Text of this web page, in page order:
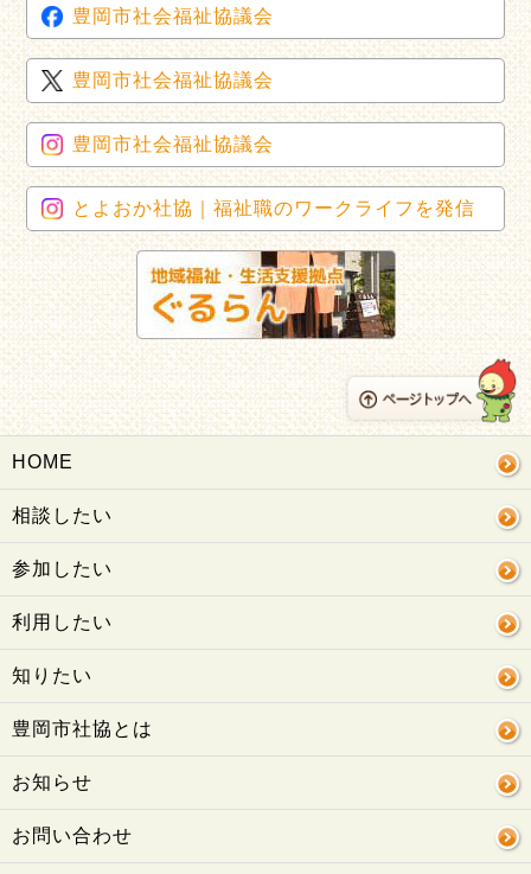
豊岡市社会福祉協議会
豊岡市社会福祉協議会
豊岡市社会福祉協議会
とよおか社協｜福祉職のワークライフを発信
HOME
相談したい
参加したい
利用したい
知りたい
豊岡市社協とは
お知らせ
お問い合わせ